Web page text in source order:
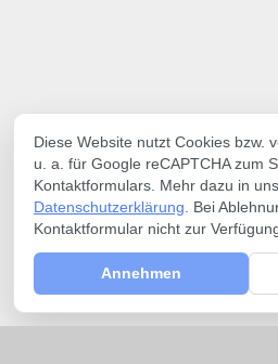
Diese Website nutzt Cookies bzw.
u. a. für Google reCAPTCHA zum
Kontaktformulars. Mehr dazu in
Datenschutzerklärung . Bei
Kontaktformular nicht zur
Annehmen